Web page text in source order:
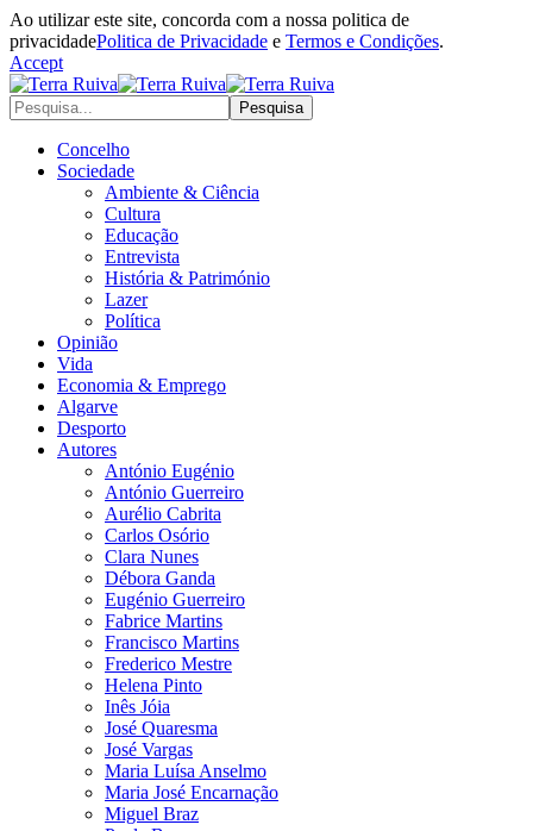
Ao utilizar este site, concorda com a nossa politica de
privacidadePolitica de Privacidade e Termos e Condições.
Accept
Concelho
Sociedade
Ambiente & Ciência
Cultura
Educação
Entrevista
História & Património
Lazer
Política
Opinião
Vida
Economia & Emprego
Algarve
Desporto
Autores
António Eugénio
António Guerreiro
Aurélio Cabrita
Carlos Osório
Clara Nunes
Débora Ganda
Eugénio Guerreiro
Fabrice Martins
Francisco Martins
Frederico Mestre
Helena Pinto
Inês Jóia
José Quaresma
José Vargas
Maria Luísa Anselmo
Maria José Encarnação
Miguel Braz